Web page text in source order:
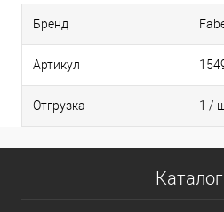
Бренд
Артикул
Отгрузка 1 /
Каталог